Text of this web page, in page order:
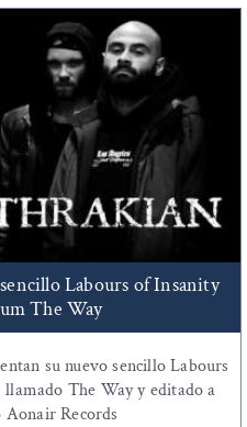
Labours of Insanity
The Way
su nuevo sencillo Labours
The Way y editado a
Records